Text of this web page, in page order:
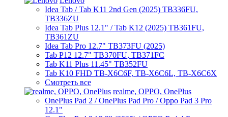
Idea Tab / Tab K11 2nd Gen (2025) TB336FU,
TB336ZU
Idea Tab Plus 12.1" / Tab K12 (2025) TB361FU,
TB361ZU
Idea Tab Pro 12.7" TB373FU (2025)
Tab P12 12.7" TB370FU, TB371FC
Tab K11 Plus 11.45" TB352FU
Tab K10 FHD TB-X6C6F, TB-X6C6L, TB-X6C6X
Смотреть все
realme, OPPO, OnePlus
OnePlus Pad 2 / OnePlus Pad Pro / Oppo Pad 3 Pro
12.1"